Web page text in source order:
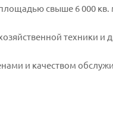
свыше 6 000 кв.
техники и
и качеством